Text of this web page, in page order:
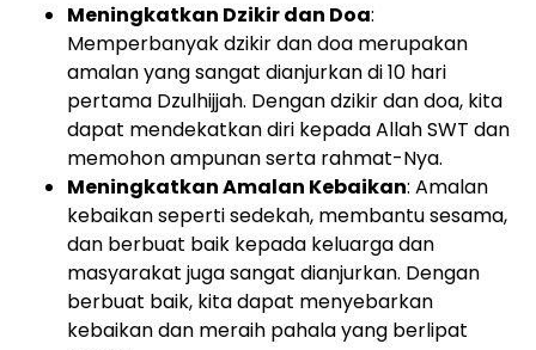
Meningkatkan Dzikir dan Doa:
Memperbanyak dzikir dan doa merupakan
amalan yang sangat dianjurkan di 10 hari
pertama Dzulhijjah. Dengan dzikir dan doa, kita
dapat mendekatkan diri kepada Allah SWT dan
memohon ampunan serta rahmat-Nya.
Meningkatkan Amalan Kebaikan: Amalan
kebaikan seperti sedekah, membantu sesama,
dan berbuat baik kepada keluarga dan
masyarakat juga sangat dianjurkan. Dengan
berbuat baik, kita dapat menyebarkan
kebaikan dan meraih pahala yang berlipat